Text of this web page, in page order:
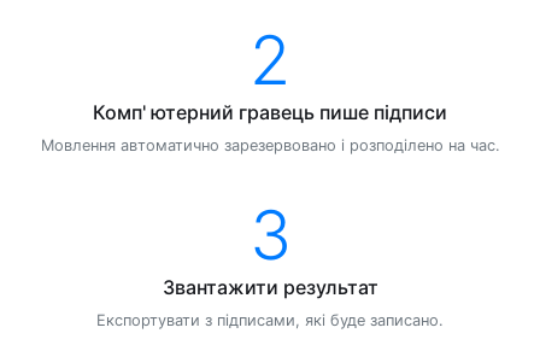
2
Комп' ютерний гравець пише підписи
Мовлення автоматично зарезервовано і розподілено на час.
3
Звантажити результат
Експортувати з підписами, які буде записано.